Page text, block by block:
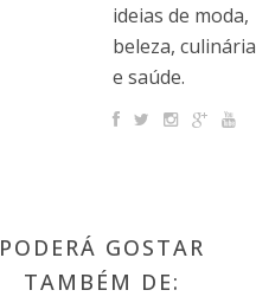
ideias de moda,
beleza, culinária
e saúde.
PODERÁ GOSTAR
TAMBÉM DE: